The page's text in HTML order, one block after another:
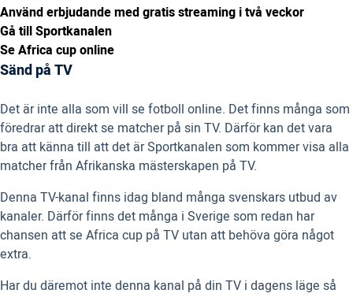
Använd erbjudande med gratis streaming i två veckor
Gå till Sportkanalen
Se Africa cup online
Sänd på TV
Det är inte alla som vill se fotboll online. Det finns många som
föredrar att direkt se matcher på sin TV. Därför kan det vara
bra att känna till att det är Sportkanalen som kommer visa alla
matcher från Afrikanska mästerskapen på TV.
Denna TV-kanal finns idag bland många svenskars utbud av
kanaler. Därför finns det många i Sverige som redan har
chansen att se Africa cup på TV utan att behöva göra något
extra.
Har du däremot inte denna kanal på din TV i dagens läge så